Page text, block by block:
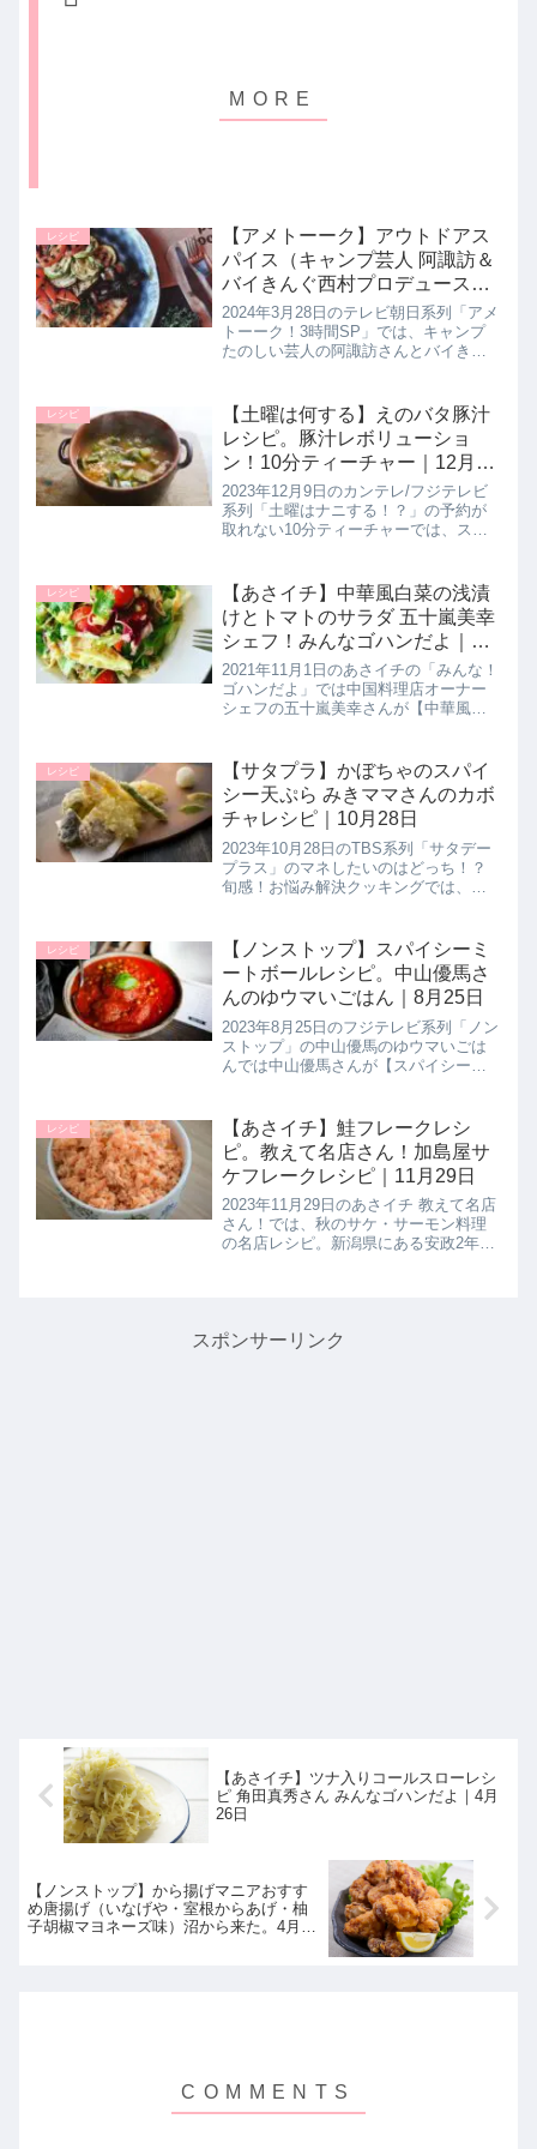
レシピ
【アメトーーク】アウトドアス
パイス（キャンプ芸人 阿諏訪＆
バイきんぐ西村プロデュース）
3月28日
2024年3月28日のテレビ朝日系列「アメ
トーーク！3時間SP」では、キャンプ
たのしい芸人の阿諏訪さんとバイきん
詳しく紹介します。キャンプ芸人プロ
デュースのアウトドアスパイ...
レシピ
【土曜は何する】えのバタ豚汁
レシピ。豚汁レボリューショ
ン！10分ティーチャー｜12月9
日
2023年12月9日のカンテレ/フジテレビ
系列「土曜はナニする！？」の予約が
取れない10分ティーチャーでは、スー
ボリューションを伝授！簡単＆おいし
い豚汁レシピ【えのきとバタ...
レシピ
【あさイチ】中華風白菜の浅漬
けとトマトのサラダ 五十嵐美幸
シェフ！みんなゴハンだよ｜11
月1日
2021年11月1日のあさイチの「みんな！
ゴハンだよ」では中国料理店オーナー
シェフの五十嵐美幸さんが【中華風白
す。半日漬けるだけで出来る中華風白
菜の浅漬けのアレンジレシピ！...
レシピ
【サタプラ】かぼちゃのスパイ
シー天ぷら みきママさんのカボ
チャレシピ｜10月28日
2023年10月28日のTBS系列「サタデー
プラス」のマネしたいのはどっち！？
旬感！お悩み解決クッキングでは、定
ロ料理人が提案してくれました。今回
のテーマは旬の「カボチャ」...
レシピ
【ノンストップ】スパイシーミ
ートボールレシピ。中山優馬さ
んのゆウマいごはん｜8月25日
2023年8月25日のフジテレビ系列「ノン
ストップ」の中山優馬のゆウマいごは
んでは中山優馬さんが【スパイシーミ
ミートボールはセロリをたっぷりと使
って香りと食感をアップ！ソー...
レシピ
【あさイチ】鮭フレークレシ
ピ。教えて名店さん！加島屋サ
ケフレークレシピ｜11月29日
2023年11月29日のあさイチ 教えて名店
さん！では、秋のサケ・サーモン料理
の名店レシピ。新潟県にある安政2年創
スポンサーリンク
【あさイチ】ツナ入りコールスローレシ
ピ 角田真秀さん みんなゴハンだよ｜4月
26日
【ノンストップ】から揚げマニアおすす
め唐揚げ（いなげや・室根からあげ・柚
子胡椒マヨネーズ味）沼から来た。4月26